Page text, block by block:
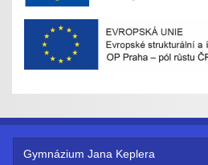
Gymnázium Jana Keplera